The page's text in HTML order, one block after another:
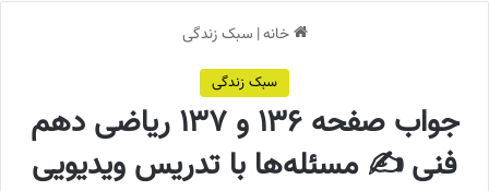
خانه| سبک زندگی
سبک زندگی
جواب صفحه ۱۳۶ و ۱۳۷ ریاضی دهم
فنی ✍️ مسئله‌ها با تدریس ویدیویی